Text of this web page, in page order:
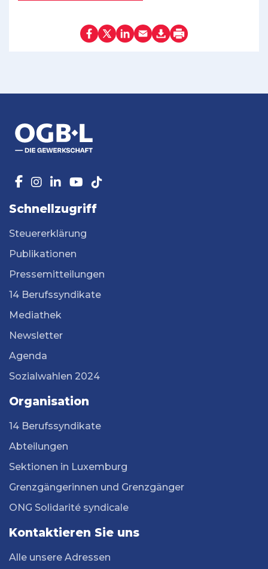
Schnellzugriff
Steuererklärung
Publikationen
Pressemitteilungen
14 Berufssyndikate
Mediathek
Newsletter
Agenda
Sozialwahlen 2024
Organisation
14 Berufssyndikate
Abteilungen
Sektionen in Luxemburg
Grenzgängerinnen und Grenzgänger
ONG Solidarité syndicale
Kontaktieren Sie uns
Alle unsere Adressen